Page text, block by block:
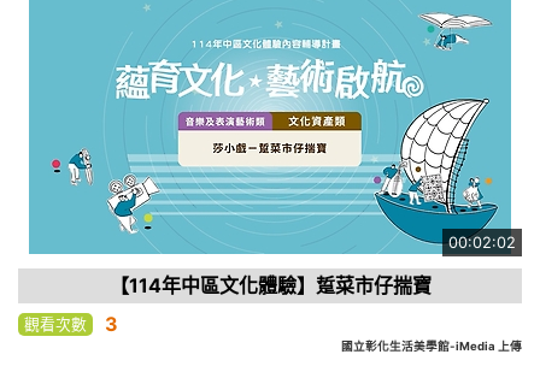
00:02:02
【114年中區文化體驗】踅菜市仔揣寶
觀看次數 3
國立彰化生活美學館-iMedia 上傳